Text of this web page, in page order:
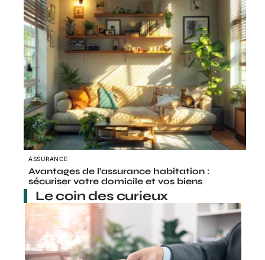
ASSURANCE
Avantages de l’assurance habitation :
sécuriser votre domicile et vos biens
Le coin des curieux